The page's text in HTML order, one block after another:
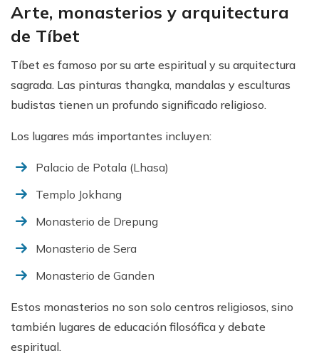
Arte, monasterios y arquitectura
de Tíbet
Tíbet es famoso por su arte espiritual y su arquitectura
sagrada. Las pinturas thangka, mandalas y esculturas
budistas tienen un profundo significado religioso.
Los lugares más importantes incluyen:
Palacio de Potala (Lhasa)
Templo Jokhang
Monasterio de Drepung
Monasterio de Sera
Monasterio de Ganden
Estos monasterios no son solo centros religiosos, sino
también lugares de educación filosófica y debate
espiritual.